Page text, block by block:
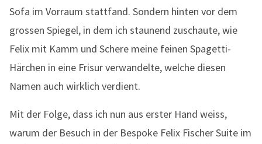
Sofa im Vorraum stattfand. Sondern hinten vor dem
grossen Spiegel, in dem ich staunend zuschaute, wie
Felix mit Kamm und Schere meine feinen Spagetti-
Härchen in eine Frisur verwandelte, welche diesen
Namen auch wirklich verdient.
Mit der Folge, dass ich nun aus erster Hand weiss,
warum der Besuch in der Bespoke Felix Fischer Suite im